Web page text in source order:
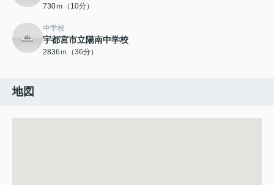
730ｍ（10分）
中学校
宇都宮市立陽南中学校
2836ｍ（36分）
地図